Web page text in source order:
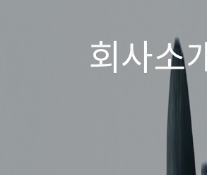
회사소